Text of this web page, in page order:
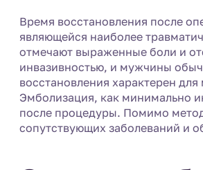
Время восстановления после
являющейся наиболее
отмечают выраженные боли и
инвазивностью, и мужчины
восстановления характерен
Эмболизация, как минимально
после процедуры. Помимо
сопутствующих заболеваний и